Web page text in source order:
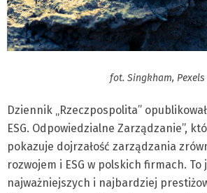
fot. Singkham, Pexels
Dziennik „Rzeczpospolita”
ESG. Odpowiedzialne Zarządzanie”,
pokazuje dojrzałość zarządzania
rozwojem i ESG w polskich firmach. To
najważniejszych i najbardziej